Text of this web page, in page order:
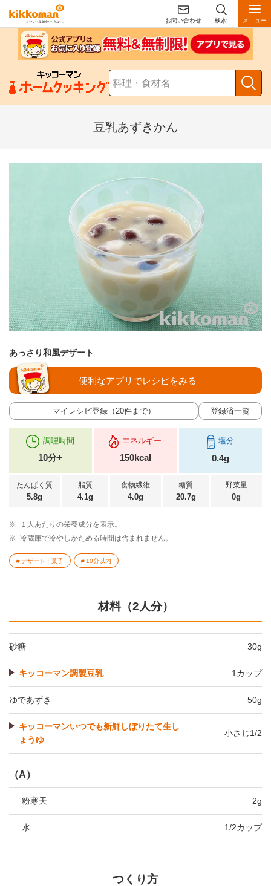
お問い合わせ 検索 メニュー
豆乳あずきかん
あっさり和風デザート
マイレシピ登録（20件まで） 登録済一覧
便利なアプリでレシピをみる
調理時間
10分+
エネルギー
150kcal
塩分
0.4g
たんぱく質
5.8g
脂質
4.1g
食物繊維
4.0g
糖質
20.7g
野菜量
0g
※
１人あたりの栄養成分を表示。
※ 冷蔵庫で冷やしかためる時間は含まれません。
デザート・菓子 10分以内
材料（2人分）
砂糖 30g
キッコーマン調製豆乳 1カップ
ゆであずき 50g
キッコーマンいつでも新鮮しぼりたて生し
ょうゆ
小さじ1/2
（A）
粉寒天 2g
水 1/2カップ
つくり方